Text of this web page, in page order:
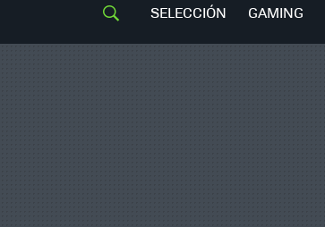
SELECCIÓN GAMING